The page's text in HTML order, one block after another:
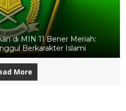
di MIN 11 Bener Meriah:
Berkarakter Islami
More